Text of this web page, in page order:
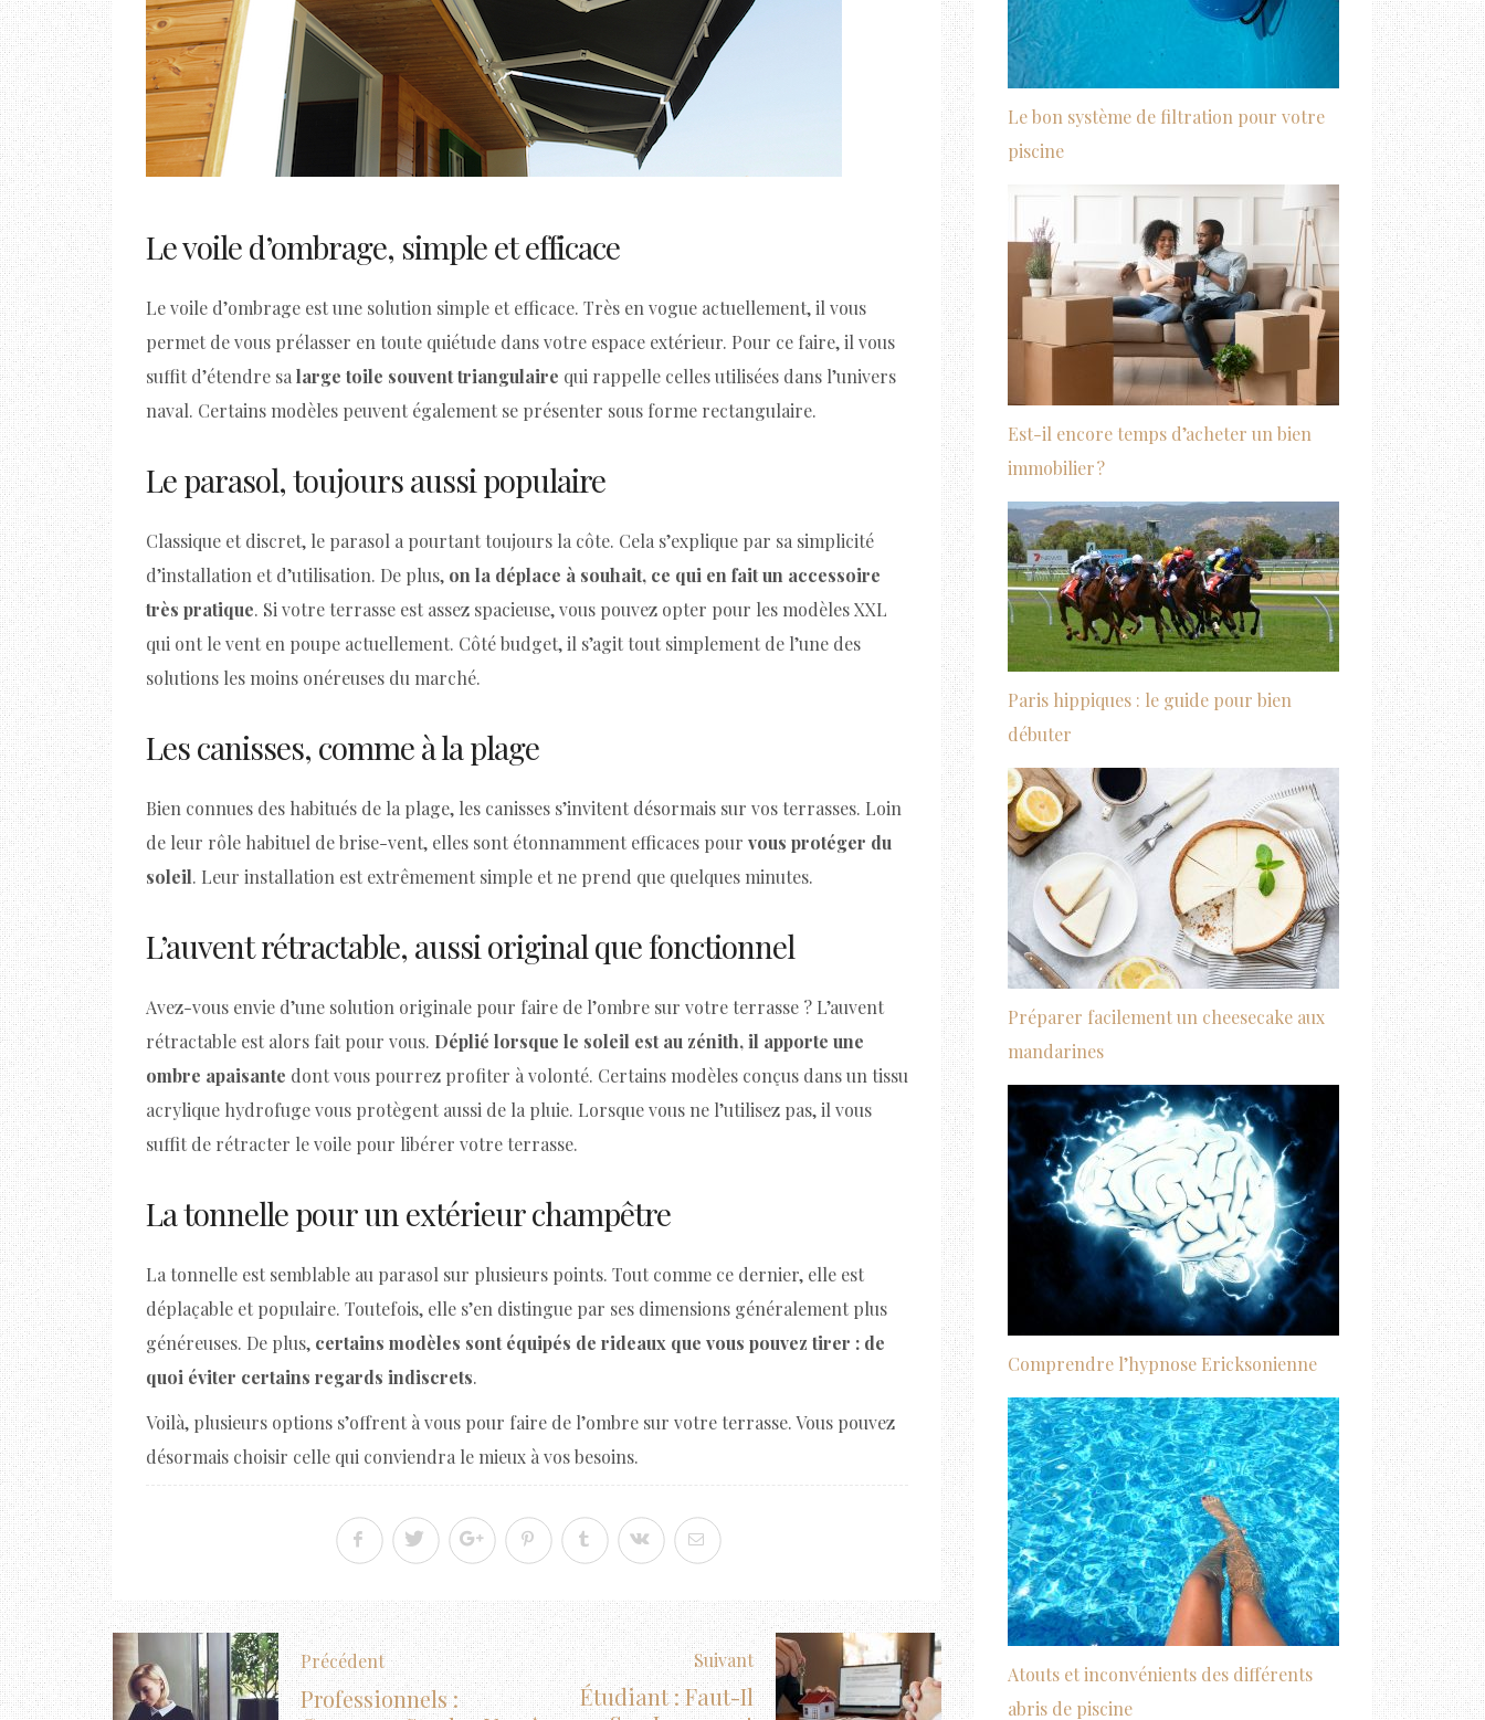
Le voile d’ombrage, simple et efficace
Le voile d’ombrage est une solution simple et efficace. Très en vogue actuellement, il vous
permet de vous prélasser en toute quiétude dans votre espace extérieur. Pour ce faire, il vous
suffit d’étendre sa large toile souvent triangulaire qui rappelle celles utilisées dans l’univers
naval. Certains modèles peuvent également se présenter sous forme rectangulaire.
Le parasol, toujours aussi populaire
Classique et discret, le parasol a pourtant toujours la côte. Cela s’explique par sa simplicité
d’installation et d’utilisation. De plus, on la déplace à souhait, ce qui en fait un accessoire
très pratique. Si votre terrasse est assez spacieuse, vous pouvez opter pour les modèles XXL
qui ont le vent en poupe actuellement. Côté budget, il s’agit tout simplement de l’une des
solutions les moins onéreuses du marché.
Les canisses, comme à la plage
Bien connues des habitués de la plage, les canisses s’invitent désormais sur vos terrasses. Loin
de leur rôle habituel de brise-vent, elles sont étonnamment efficaces pour vous protéger du
soleil. Leur installation est extrêmement simple et ne prend que quelques minutes.
L’auvent rétractable, aussi original que fonctionnel
Avez-vous envie d’une solution originale pour faire de l’ombre sur votre terrasse ? L’auvent
rétractable est alors fait pour vous. Déplié lorsque le soleil est au zénith, il apporte une
ombre apaisante dont vous pourrez profiter à volonté. Certains modèles conçus dans un tissu
acrylique hydrofuge vous protègent aussi de la pluie. Lorsque vous ne l’utilisez pas, il vous
suffit de rétracter le voile pour libérer votre terrasse.
La tonnelle pour un extérieur champêtre
La tonnelle est semblable au parasol sur plusieurs points. Tout comme ce dernier, elle est
déplaçable et populaire. Toutefois, elle s’en distingue par ses dimensions généralement plus
généreuses. De plus, certains modèles sont équipés de rideaux que vous pouvez tirer : de
quoi éviter certains regards indiscrets.
Voilà, plusieurs options s’offrent à vous pour faire de l’ombre sur votre terrasse. Vous pouvez
désormais choisir celle qui conviendra le mieux à vos besoins.
Précédent
Professionnels :
Suivant
Étudiant : Faut-Il
Le bon système de filtration pour votre
piscine
Est-il encore temps d’acheter un bien
immobilier ?
Paris hippiques : le guide pour bien
débuter
Préparer facilement un cheesecake aux
mandarines
Comprendre l’hypnose Ericksonienne
Atouts et inconvénients des différents
abris de piscine